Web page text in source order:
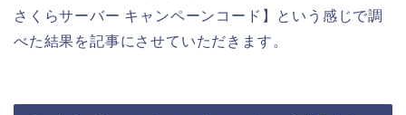
さくらサーバー キャンペーンコード】という感じで調
べた結果を記事にさせていただきます。